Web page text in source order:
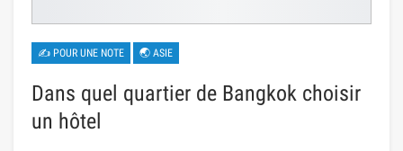
✍ POUR UNE NOTE 🌏 ASIE
Dans quel quartier de Bangkok choisir
un hôtel